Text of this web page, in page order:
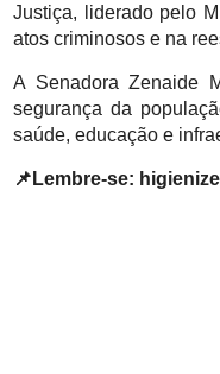
Justiça, liderado pelo
atos criminosos e na
A Senadora Zenaide
segurança da
saúde, educação e
📌Lembre-se: